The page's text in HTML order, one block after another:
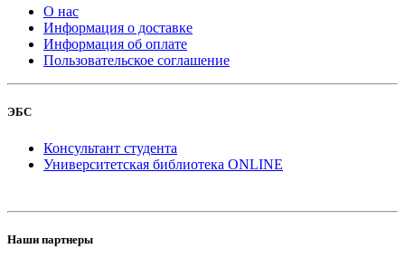
О нас
Информация о доставке
Информация об оплате
Пользовательское соглашение
ЭБС
Консультант студента
Университетская библиотека ONLINE
Наши партнеры